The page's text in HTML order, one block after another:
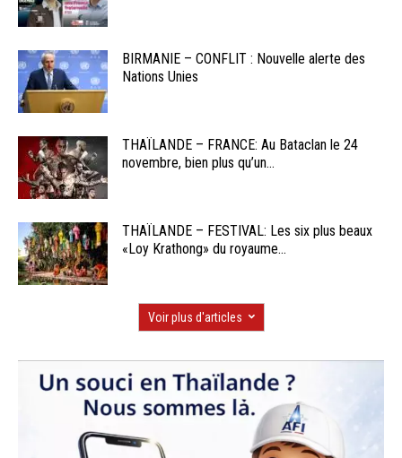
BIRMANIE – CONFLIT : Nouvelle alerte des
Nations Unies
THAÏLANDE – FRANCE: Au Bataclan le 24
novembre, bien plus qu’un...
THAÏLANDE – FESTIVAL: Les six plus beaux
«Loy Krathong» du royaume...
Voir plus d'articles